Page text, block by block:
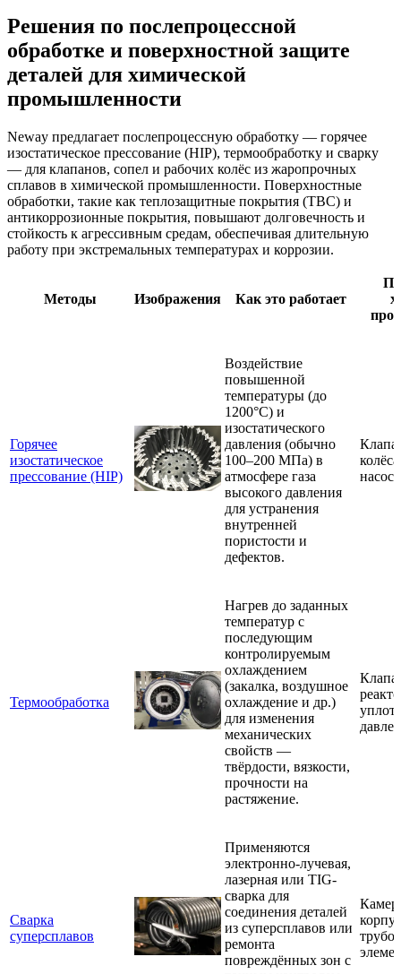
Решения по послепроцессной
обработке и поверхностной защите
деталей для химической
промышленности
Neway предлагает послепроцессную обработку — горячее
изостатическое прессование (HIP), термообработку и сварку
— для клапанов, сопел и рабочих колёс из жаропрочных
сплавов в химической промышленности. Поверхностные
обработки, такие как теплозащитные покрытия (TBC) и
антикоррозионные покрытия, повышают долговечность и
стойкость к агрессивным средам, обеспечивая длительную
работу при экстремальных температурах и коррозии.
Методы Изображения Как это работает
Горячее
изостатическое
прессование (HIP)
Воздействие
повышенной
температуры (до
1200°C) и
изостатического
давления (обычно
100–200 МПа) в
атмосфере газа
высокого давления
для устранения
внутренней
пористости и
дефектов.
Термообработка
Нагрев до заданных
температур с
последующим
контролируемым
охлаждением
(закалка, воздушное
охлаждение и др.)
для изменения
механических
свойств —
твёрдости, вязкости,
прочности на
растяжение.
Сварка
суперсплавов
Применяются
электронно-лучевая,
лазерная или TIG-
сварка для
соединения деталей
из суперсплавов или
ремонта
повреждённых зон с